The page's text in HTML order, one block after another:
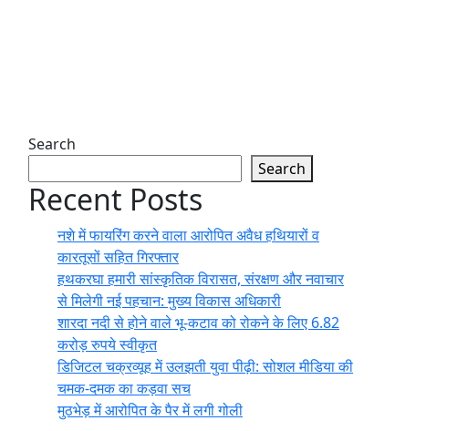
Search
Search
Recent Posts
नशे में फायरिंग करने वाला आरोपित अवैध हथियारों व
कारतूसों सहित गिरफ्तार
हथकरघा हमारी सांस्कृतिक विरासत, संरक्षण और नवाचार
से मिलेगी नई पहचान: मुख्य विकास अधिकारी
शारदा नदी से होने वाले भू-कटाव को रोकने के लिए 6.82
करोड़ रुपये स्वीकृत
डिजिटल चक्रव्यूह में उलझती युवा पीढ़ी: सोशल मीडिया की
चमक-दमक का कड़वा सच
मुठभेड़ में आरोपित के पैर में लगी गोली